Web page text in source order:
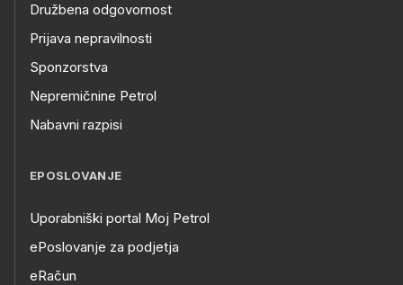
Družbena odgovornost
Prijava nepravilnosti
Sponzorstva
Nepremičnine Petrol
Nabavni razpisi
EPOSLOVANJE
Uporabniški portal Moj Petrol
ePoslovanje za podjetja
eRačun